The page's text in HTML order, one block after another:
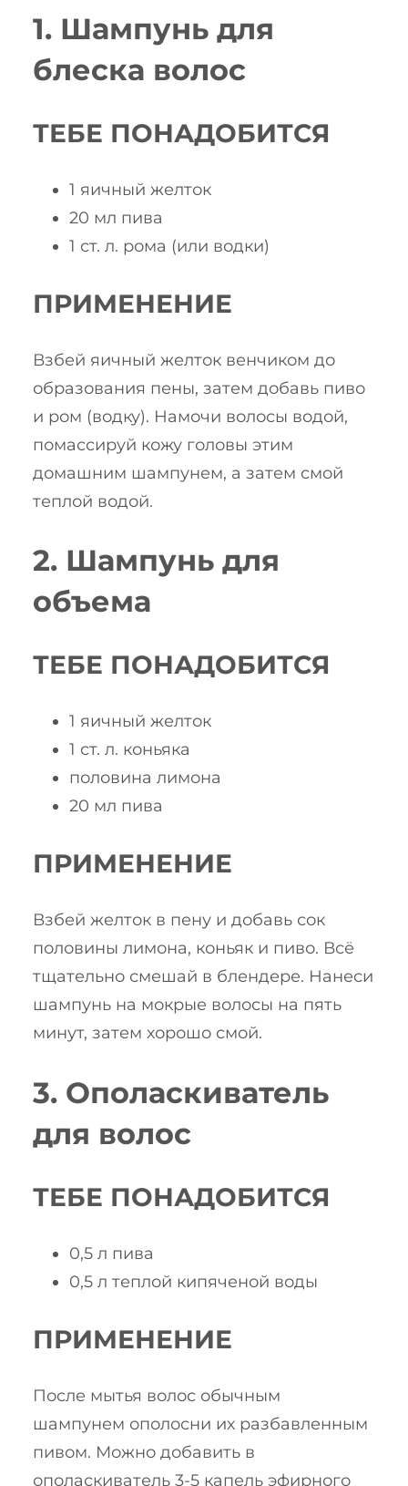
1. Шампунь для
блеска волос
ТЕБЕ ПОНАДОБИТСЯ
1 яичный желток
20 мл пива
1 ст. л. рома (или водки)
ПРИМЕНЕНИЕ
Взбей яичный желток венчиком до
образования пены, затем добавь пиво
и ром (водку). Намочи волосы водой,
помассируй кожу головы этим
домашним шампунем, а затем смой
теплой водой.
2. Шампунь для
объема
ТЕБЕ ПОНАДОБИТСЯ
1 яичный желток
1 ст. л. коньяка
половина лимона
20 мл пива
ПРИМЕНЕНИЕ
Взбей желток в пену и добавь сок
половины лимона, коньяк и пиво. Всё
тщательно смешай в блендере. Нанеси
шампунь на мокрые волосы на пять
минут, затем хорошо смой.
3. Ополаскиватель
для волос
ТЕБЕ ПОНАДОБИТСЯ
0,5 л пива
0,5 л теплой кипяченой воды
ПРИМЕНЕНИЕ
После мытья волос обычным
шампунем ополосни их разбавленным
пивом. Можно добавить в
ополаскиватель 3-5 капель эфирного